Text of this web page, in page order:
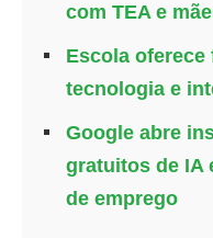
com TEA e
Escola oferece
tecnologia e
Google abre
gratuitos de IA
de emprego